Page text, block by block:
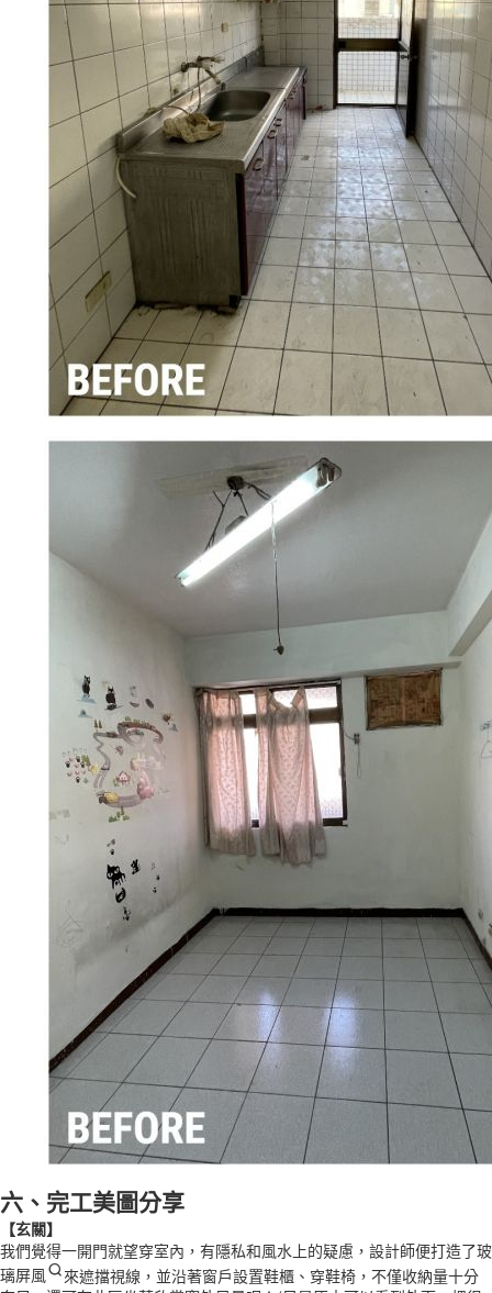
六、完工美圖分享
【玄關】
我們覺得一開門就望穿室內，有隱私和風水上的疑慮，設計師便打造了玻
璃屏風
來遮擋視線，並沿著窗戶設置鞋櫃、穿鞋椅，不僅收納量十分